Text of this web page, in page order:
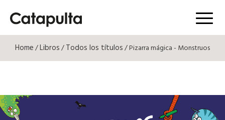
Menú
Home/Libros/Todos los títulos/ Pizarra mágica - Monstruos